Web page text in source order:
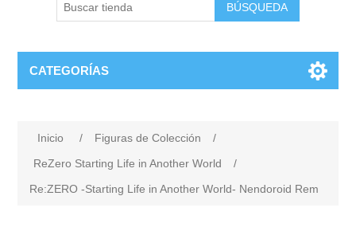
BÚSQUEDA
CATEGORÍAS
Inicio / Figuras de Colección
/
ReZero Starting Life in Another World
/
Re:ZERO -Starting Life in Another World- Nendoroid Rem